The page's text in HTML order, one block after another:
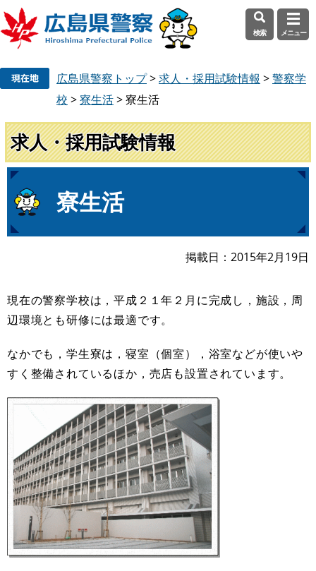
先
頭
で
す
を
飛
ば
し
文
検索 メニュー
広島県警察トップ>求人・採用試験情報 >警察学
校 >寮生活>寮生活
求人・採用試験情報
文
寮生活
掲載日 2015年2月19日
現在の警察学校は，平成２１年２月に完成し，施設，周
辺環境とも研修には最適です。
なかでも，学生寮は，寝室（個室），浴室などが使いや
すく整備されているほか，売店も設置されています。